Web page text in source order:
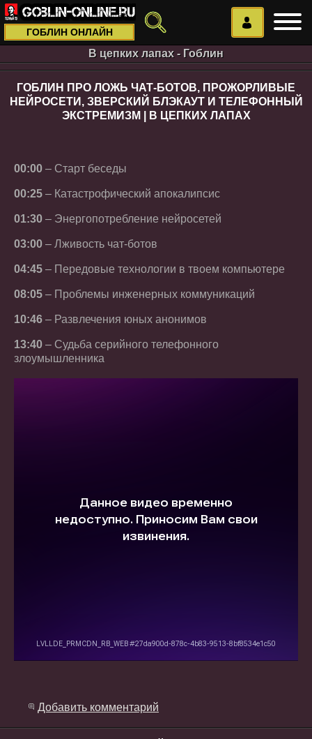
ГОБЛИН ОНЛАЙН
В цепких лапах - Гоблин
ГОБЛИН ПРО ЛОЖЬ ЧАТ-БОТОВ, ПРОЖОРЛИВЫЕ
НЕЙРОСЕТИ, ЗВЕРСКИЙ БЛЭКАУТ И ТЕЛЕФОННЫЙ
ЭКСТРЕМИЗМ | В ЦЕПКИХ ЛАПАХ
00:00 – Старт беседы
00:25 – Катастрофический апокалипсис
01:30 – Энергопотребление нейросетей
03:00 – Лживость чат-ботов
04:45 – Передовые технологии в твоем компьютере
08:05 – Проблемы инженерных коммуникаций
10:46 – Развлечения юных анонимов
13:40 – Судьба серийного телефонного
злоумышленника
Добавить комментарий